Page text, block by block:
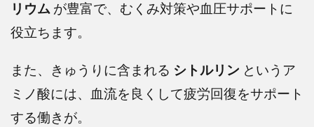
リウム が豊富で、むくみ対策や血圧サポートに
役立ちます。
また、きゅうりに含まれる シトルリン というア
ミノ酸には、血流を良くして疲労回復をサポート
する働きが。